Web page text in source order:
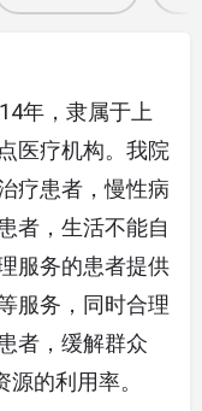
年，隶属于上
医疗机构。我院
疗患者，慢性病
者，生活不能自
服务的患者提供
服务，同时合理
者，缓解群众
的利用率。